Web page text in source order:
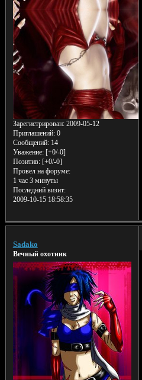
Зарегистрирован: 2009-05-12
Приглашений:0
Сообщений:14
Уважение: [+0/-0]
Позитив: [+0/-0]
Провел на форуме:
1 час 3 минуты
Последний визит:
2009-10-15 18:58:35
Sadako
Вечный охотник